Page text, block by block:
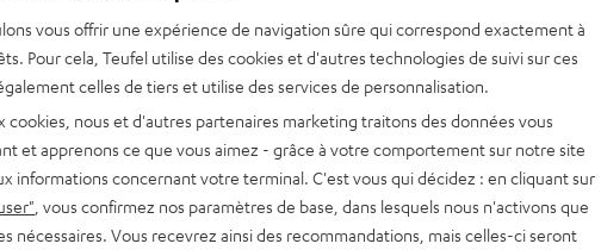
cet ensemble prêt à
est conçu pour vous.
récepteur AV stéréo et
vous offrir une expérience de navigation sûre qui correspond exactement à
Pour cela, Teufel utilise des cookies et d'autres technologies de suivi sur ces
celles de tiers et utilise des services de personnalisation.
cookies, nous et d'autres partenaires marketing traitons des données vous
et apprenons ce que vous aimez - grâce à votre comportement sur notre site
informations concernant votre terminal. C'est vous qui décidez : en cliquant sur
, vous confirmez nos paramètres de base, dans lesquels nous n'activons que
nécessaires. Vous recevrez ainsi des recommandations, mais celles-ci seront